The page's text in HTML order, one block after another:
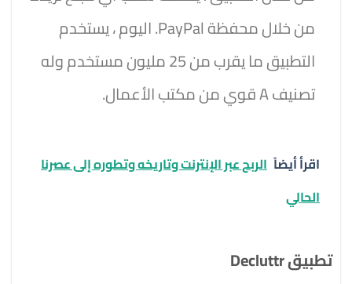
من خلال محفظة PayPal. اليوم ، يستخدم
التطبيق ما يقرب من 25 مليون مستخدم وله
تصنيف A قوي من مكتب الأعمال.
اقرأ أيضاً الربح عبر الإنترنت وتاريخه وتطوره إلى عصرنا
الحالي
تطبيق Decluttr